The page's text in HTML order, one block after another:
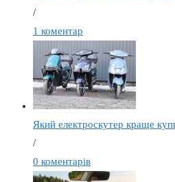
/
1 коментар
Який електроскутер краще
/
0 коментарів